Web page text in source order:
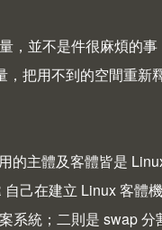
，並不是件很麻煩的
把用不到的空間重新
的主體及客體皆是
己在建立 Linux 客體
統；二則是 swap